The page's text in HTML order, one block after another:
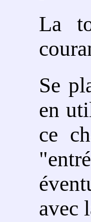
La
Se
en
ce
avec